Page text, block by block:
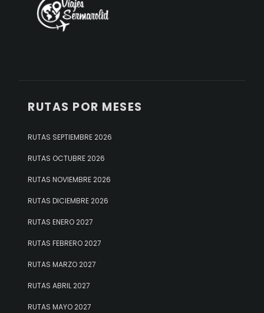
RUTAS POR MESES
RUTAS SEPTIEMBRE 2026
RUTAS OCTUBRE 2026
RUTAS NOVIEMBRE 2026
RUTAS DICIEMBRE 2026
RUTAS ENERO 2027
RUTAS FEBRERO 2027
RUTAS MARZO 2027
RUTAS ABRIL 2027
RUTAS MAYO 2027